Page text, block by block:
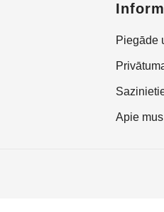
Piegāde
Apie mus